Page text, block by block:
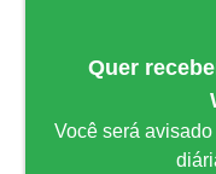
Quer
Você será